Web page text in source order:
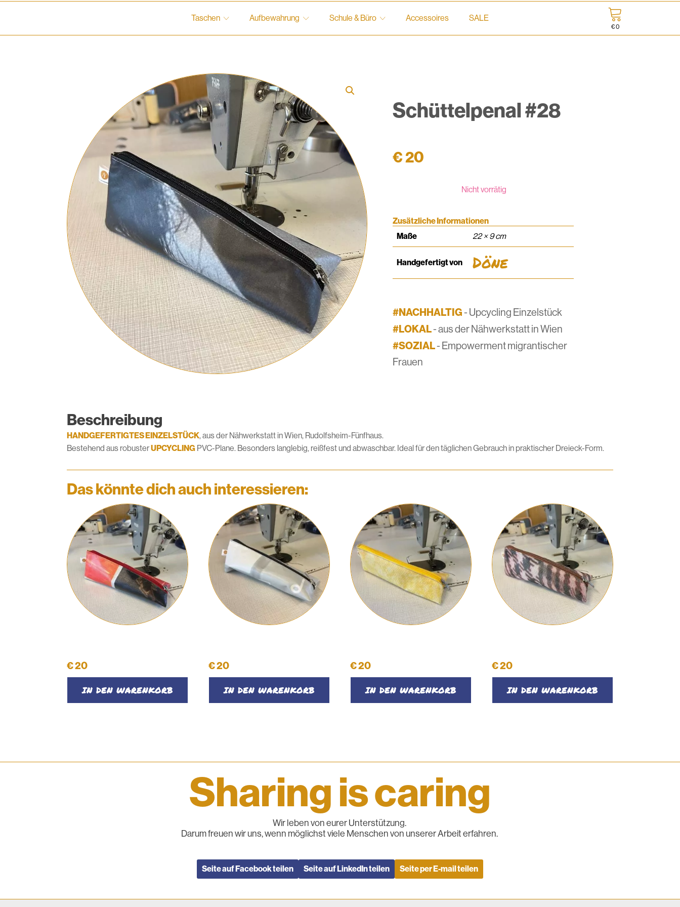
Taschen Aufbewahrung Schule & Büro Accessoires SALE
€0
Schüttelpenal #28
€20
Nicht vorrätig
Zusätzliche Informationen
Maße
22 × 9 cm
Handgefertigt von Döne
#NACHHALTIG- Upcycling Einzelstück
#LOKAL- aus der Nähwerkstatt in Wien
#SOZIAL- Empowerment migrantischer
Frauen
Beschreibung
HANDGEFERTIGTES EINZELSTÜCK, aus der Nähwerkstatt in Wien, Rudolfsheim-Fünfhaus.
Bestehend aus robusterUPCYCLING PVC-Plane. Besonders langlebig, reißfest und abwaschbar. Ideal für den täglichen Gebrauch in praktischer Dreieck-Form.
Das könnte dich auch interessieren:
€20
IN DEN WARENKORB
€20
IN DEN WARENKORB
€20
IN DEN WARENKORB
€20
IN DEN WARENKORB
Sharing is caring
Wir leben von eurer Unterstützung.
Darum freuen wir uns, wenn möglichst viele Menschen von unserer Arbeit erfahren.
Seite auf Facebook teilen Seite auf LinkedIn teilen Seite per E-mail teilen